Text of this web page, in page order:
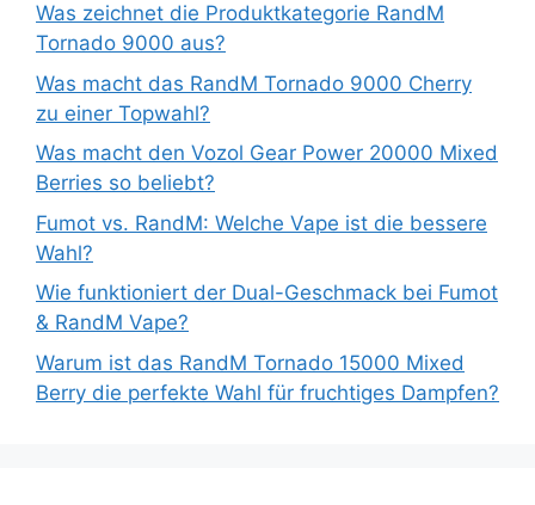
Was zeichnet die Produktkategorie RandM
Tornado 9000 aus?
Was macht das RandM Tornado 9000 Cherry
zu einer Topwahl?
Was macht den Vozol Gear Power 20000 Mixed
Berries so beliebt?
Fumot vs. RandM: Welche Vape ist die bessere
Wahl?
Wie funktioniert der Dual-Geschmack bei Fumot
& RandM Vape?
Warum ist das RandM Tornado 15000 Mixed
Berry die perfekte Wahl für fruchtiges Dampfen?